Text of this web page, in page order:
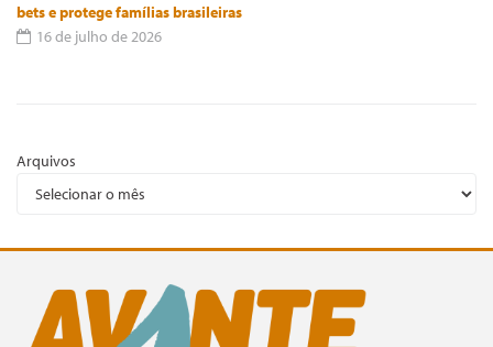
bets e protege famílias brasileiras
16 de julho de 2026
Arquivos